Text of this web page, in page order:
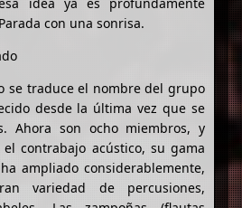
con una sonrisa.
se traduce el nombre del grupo
desde la última vez que se
Ahora son ocho miembros, y
contrabajo acústico, su gama
ampliado considerablemente,
variedad de percusiones,